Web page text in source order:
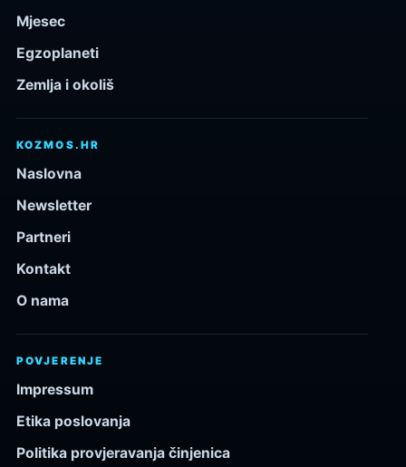
Mjesec
Egzoplaneti
Zemlja i okoliš
KOZMOS.HR
Naslovna
Newsletter
Partneri
Kontakt
O nama
POVJERENJE
Impressum
Etika poslovanja
Politika provjeravanja činjenica